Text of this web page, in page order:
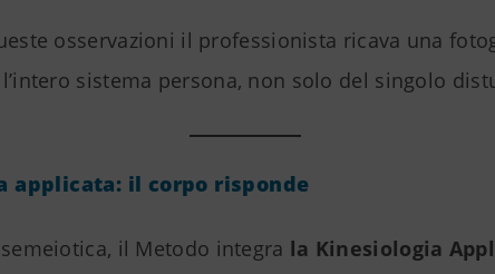
osservazioni il professionista ricava una
sistema persona, non solo del singolo
applicata: il corpo risponde
il Metodo integra la Kinesiologia